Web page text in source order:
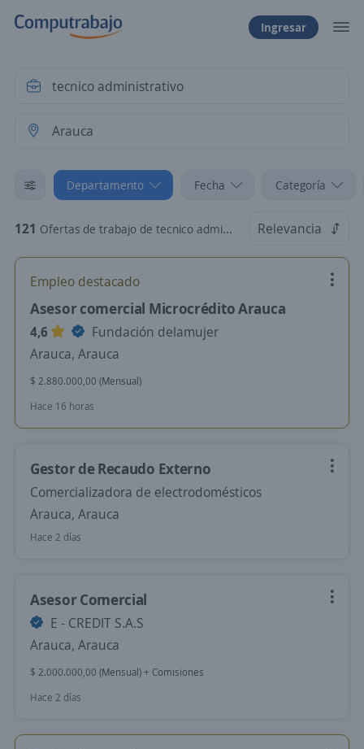
Ingresar
Departamento Fecha Categoría
121 Ofertas de trabajo de tecnico administrativo en Arauca Relevancia
Empleo destacado
Asesor comercial Microcrédito Arauca
4,6
Fundación delamujer
Arauca, Arauca
$ 2.880.000,00 (Mensual)
Hace 16 horas
Gestor de Recaudo Externo
Comercializadora de electrodomésticos
Arauca, Arauca
Hace 2 días
Asesor Comercial
E - CREDIT S.A.S
Arauca, Arauca
$ 2.000.000,00 (Mensual) + Comisiones
Hace 2 días